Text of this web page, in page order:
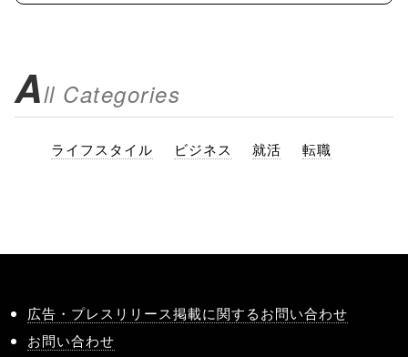
All Categories
ライフスタイル ビジネス 就活 転職
広告・プレスリリース掲載に関するお問い合わせ
お問い合わせ